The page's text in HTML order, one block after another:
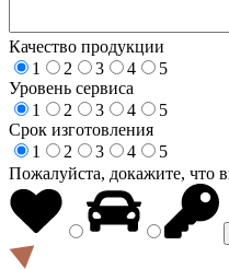
Качество продукции
1
2 3 4
5
Уровень сервиса
1
2 3 4
5
Срок изготовления
1
2 3 4
5
Пожалуйста, докажите, что